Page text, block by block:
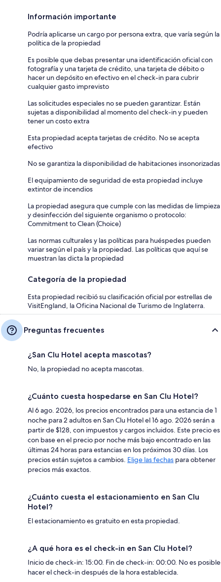
Información importante
Podría aplicarse un cargo por persona extra, que varía según la
política de la propiedad
Es posible que debas presentar una identificación oficial con
fotografía y una tarjeta de crédito, una tarjeta de débito o
hacer un depósito en efectivo en el check-in para cubrir
cualquier gasto imprevisto
Las solicitudes especiales no se pueden garantizar. Están
sujetas a disponibilidad al momento del check-in y pueden
tener un costo extra
Esta propiedad acepta tarjetas de crédito. No se acepta
efectivo
No se garantiza la disponibilidad de habitaciones insonorizadas
El equipamiento de seguridad de esta propiedad incluye
extintor de incendios
La propiedad asegura que cumple con las medidas de limpieza
y desinfección del siguiente organismo o protocolo:
Commitment to Clean (Choice)
Las normas culturales y las políticas para huéspedes pueden
variar según el país y la propiedad. Las políticas que aquí se
muestran las dicta la propiedad
Categoría de la propiedad
Esta propiedad recibió su clasificación oficial por estrellas de
VisitEngland, la Oficina Nacional de Turismo de Inglaterra.
Preguntas frecuentes
¿San Clu Hotel acepta mascotas?
No, la propiedad no acepta mascotas.
¿Cuánto cuesta hospedarse en San Clu Hotel?
Al 6 ago. 2026, los precios encontrados para una estancia de 1
noche para 2 adultos en San Clu Hotel el 16 ago. 2026 serán a
partir de $128, con impuestos y cargos incluidos. Este precio es
con base en el precio por noche más bajo encontrado en las
últimas 24 horas para estancias en los próximos 30 días. Los
precios están sujetos a cambios. Elige las fechas para obtener
precios más exactos.
¿Cuánto cuesta el estacionamiento en San Clu
Hotel?
El estacionamiento es gratuito en esta propiedad.
¿A qué hora es el check-in en San Clu Hotel?
Inicio de check-in: 15:00. Fin de check-in: 00:00. No es posible
hacer el check-in después de la hora establecida.